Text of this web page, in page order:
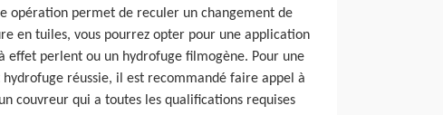
opération permet de reculer un changement de
en tuiles, vous pourrez opter pour une application
effet perlent ou un hydrofuge filmogène. Pour une
réussie, il est recommandé faire appel à
couvreur qui a toutes les qualifications requises